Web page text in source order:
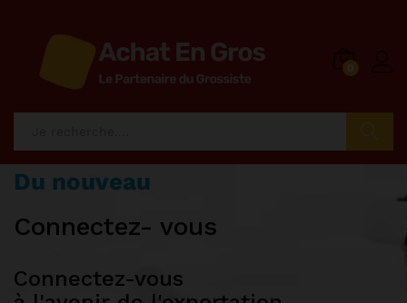
0
Du nouveau
Connectez- vous
Connectez-vous
Machines
Des produits ttc
AUTO ET MOTO
Facilité de